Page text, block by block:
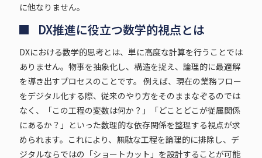
に他なりません。
DX推進に役立つ数学的視点とは
DXにおける数学的思考とは、単に高度な計算を行うことでは
ありません。物事を抽象化し、構造を捉え、論理的に最適解
を導き出すプロセスのことです。 例えば、現在の業務フロー
をデジタル化する際、従来のやり方をそのままなぞるのでは
なく、「この工程の変数は何か？」「どことどこが従属関係
にあるか？」といった数理的な依存関係を整理する視点が求
められます。これにより、無駄な工程を論理的に排除し、デ
ジタルならではの「ショートカット」を設計することが可能